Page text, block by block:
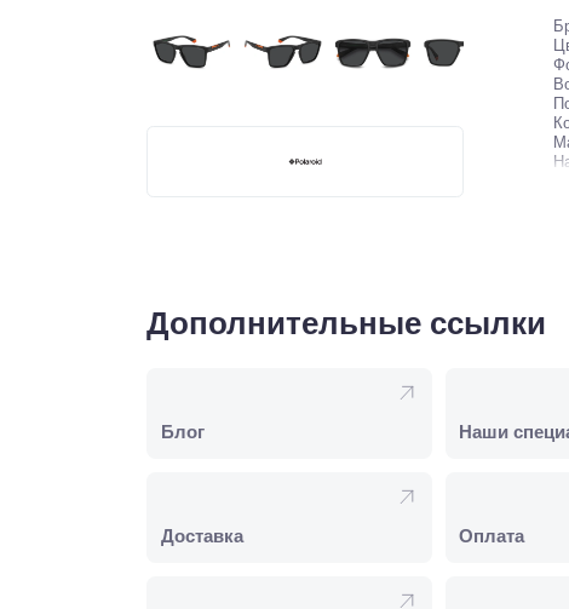
Дополнительные ссылки
Блог Наши
Доставка Оплата